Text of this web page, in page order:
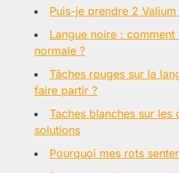
Puis-je prendre 2 Valium
Langue noire :
normale ?
Tâches rouges sur la
faire partir ?
Taches blanches sur les
solutions
Pourquoi mes rots